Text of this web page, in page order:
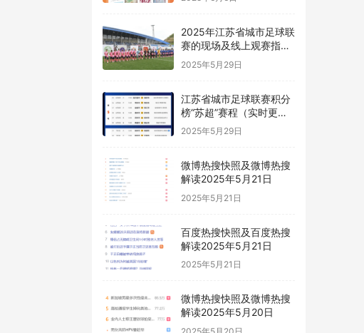
2025年江苏省城市足球联
赛的现场及线上观赛指南
“苏超”
2025年5月29日
江苏省城市足球联赛积分
榜“苏超”赛程（实时更
新）
2025年5月29日
微博热搜快照及微博热搜
解读2025年5月21日
2025年5月21日
百度热搜快照及百度热搜
解读2025年5月21日
2025年5月21日
微博热搜快照及微博热搜
解读2025年5月20日